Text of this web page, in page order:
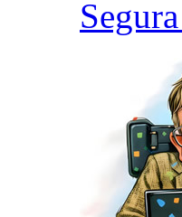
Segura